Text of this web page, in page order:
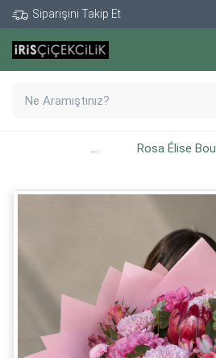
Siparişini Takip Et
... Rosa Élise